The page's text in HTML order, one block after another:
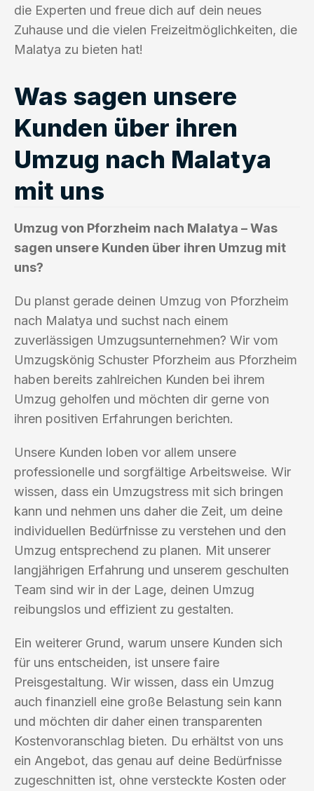
die Experten und freue dich auf dein neues
Zuhause und die vielen Freizeitmöglichkeiten, die
Malatya zu bieten hat!
Was sagen unsere
Kunden über ihren
Umzug nach Malatya
mit uns
Umzug von Pforzheim nach Malatya – Was
sagen unsere Kunden über ihren Umzug mit
uns?
Du planst gerade deinen Umzug von Pforzheim
nach Malatya und suchst nach einem
zuverlässigen Umzugsunternehmen? Wir vom
Umzugskönig Schuster Pforzheim aus Pforzheim
haben bereits zahlreichen Kunden bei ihrem
Umzug geholfen und möchten dir gerne von
ihren positiven Erfahrungen berichten.
Unsere Kunden loben vor allem unsere
professionelle und sorgfältige Arbeitsweise. Wir
wissen, dass ein Umzugstress mit sich bringen
kann und nehmen uns daher die Zeit, um deine
individuellen Bedürfnisse zu verstehen und den
Umzug entsprechend zu planen. Mit unserer
langjährigen Erfahrung und unserem geschulten
Team sind wir in der Lage, deinen Umzug
reibungslos und effizient zu gestalten.
Ein weiterer Grund, warum unsere Kunden sich
für uns entscheiden, ist unsere faire
Preisgestaltung. Wir wissen, dass ein Umzug
auch finanziell eine große Belastung sein kann
und möchten dir daher einen transparenten
Kostenvoranschlag bieten. Du erhältst von uns
ein Angebot, das genau auf deine Bedürfnisse
zugeschnitten ist, ohne versteckte Kosten oder